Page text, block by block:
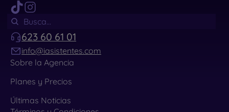
623 60 61 01
info@iasistentes.com
Sobre la Agencia
Planes y Precios
Últimas Noticias